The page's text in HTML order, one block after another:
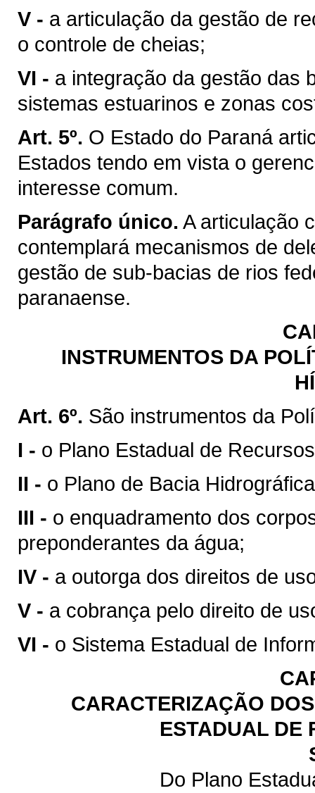
V - a articulação da gestão de
o controle de cheias;
VI - a integração da gestão das
sistemas estuarinos e zonas
Art. 5º. O Estado do Paraná
Estados tendo em vista o
interesse comum.
Parágrafo único. A articulação
contemplará mecanismos de
gestão de sub-bacias de rios
paranaense.
INSTRUMENTOS DA
Art. 6º. São instrumentos da
I - o Plano Estadual de
II - o Plano de Bacia
III - o enquadramento dos
preponderantes da água;
IV - a outorga dos direitos de
V - a cobrança pelo direito de
VI - o Sistema Estadual de
CARACTERIZAÇÃO
ESTADUAL DE
Do Plano